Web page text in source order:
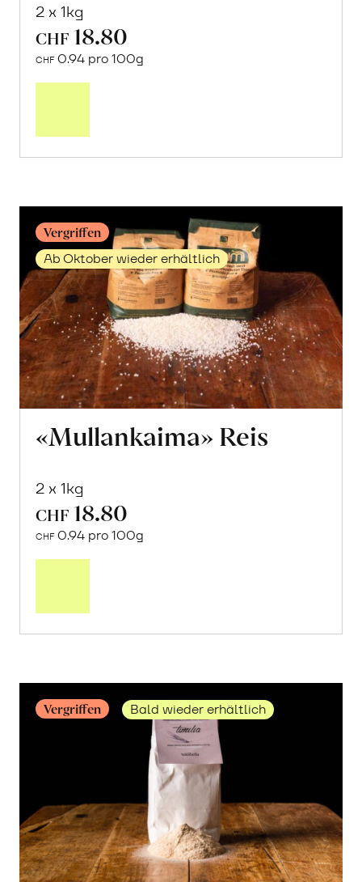
2 x 1kg
CHF 18.80
CHF 0.94 pro 100g
erfahren
Vergriffen
Ab Oktober wieder erhältlich
«Mullankaima» Reis
2 x 1kg
CHF 18.80
CHF 0.94 pro 100g
erfahren
Vergriffen Bald wieder erhältlich